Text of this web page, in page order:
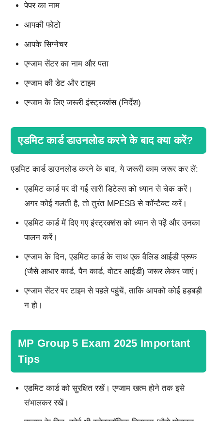
पेपर का नाम
आपकी फोटो
आपके सिग्नेचर
एग्जाम सेंटर का नाम और पता
एग्जाम की डेट और टाइम
एग्जाम के लिए जरूरी इंस्ट्रक्शंस (निर्देश)
एडमिट कार्ड डाउनलोड करने के बाद क्या करें?
एडमिट कार्ड डाउनलोड करने के बाद, ये जरूरी काम जरूर कर लें:
एडमिट कार्ड पर दी गई सारी डिटेल्स को ध्यान से चेक करें।
अगर कोई गलती है, तो तुरंत MPESB से कॉन्टैक्ट करें।
एडमिट कार्ड में दिए गए इंस्ट्रक्शंस को ध्यान से पढ़ें और उनका
पालन करें।
एग्जाम के दिन, एडमिट कार्ड के साथ एक वैलिड आईडी प्रूफ
(जैसे आधार कार्ड, पैन कार्ड, वोटर आईडी) जरूर लेकर जाएं।
एग्जाम सेंटर पर टाइम से पहले पहुंचें, ताकि आपको कोई हड़बड़ी
न हो।
MP Group 5 Exam 2025 Important
Tips
एडमिट कार्ड को सुरक्षित रखें। एग्जाम खत्म होने तक इसे
संभालकर रखें।